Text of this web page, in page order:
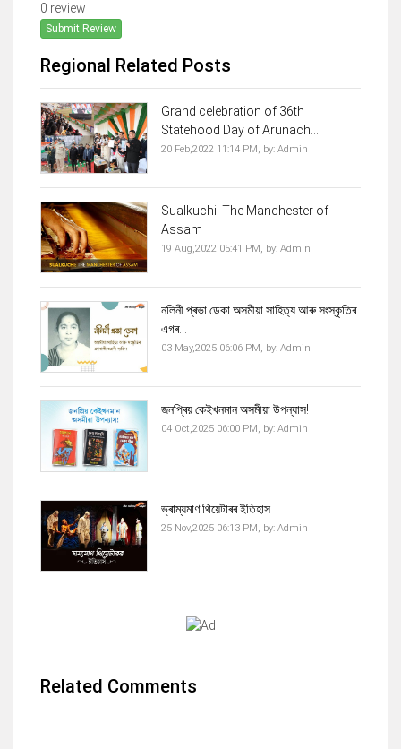
0 review
Submit Review
Regional Related Posts
Grand celebration of 36th
Statehood Day of Arunach...
20 Feb,2022 11:14 PM, by: Admin
Sualkuchi: The Manchester of
Assam
19 Aug,2022 05:41 PM, by: Admin
নলিনী প্ৰভা ডেকা অসমীয়া সাহিত্য আৰু সংস্কৃতিৰ
এগৰ...
03 May,2025 06:06 PM, by: Admin
জনপ্ৰিয় কেইখনমান অসমীয়া উপন্যাস!
04 Oct,2025 06:00 PM, by: Admin
ভ্ৰাম্যমাণ থিয়েটাৰৰ ইতিহাস
25 Nov,2025 06:13 PM, by: Admin
Related Comments